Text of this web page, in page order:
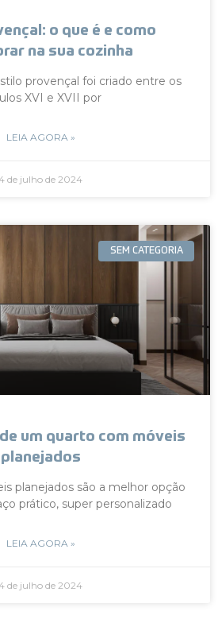
o que é e como
na sua cozinha
provençal foi criado entre os
XVI e XVII por
LEIA AGORA »
de julho de 2024
SEM CATEGORIA
um quarto com móveis
planejados
planejados são a melhor opção
prático, super personalizado
LEIA AGORA »
de julho de 2024